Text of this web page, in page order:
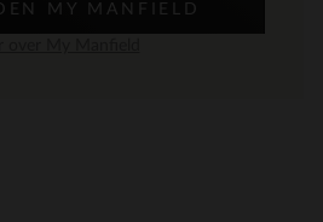
MY MANFIELD